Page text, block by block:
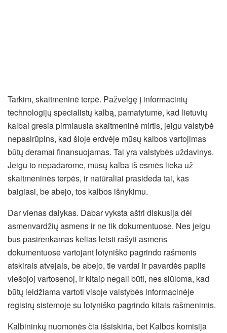
Tarkim, skaitmeninė terpė. Pažvelgę į informacinių
technologijų specialistų kalbą, pamatytume, kad lietuvių
kalbai gresia pirmiausia skaitmeninė mirtis, jeigu valstybė
nepasirūpins, kad šioje erdvėje mūsų kalbos vartojimas
būtų deramai finansuojamas. Tai yra valstybės uždavinys.
Jeigu to nepadarome, mūsų kalba iš esmės lieka už
skaitmeninės terpės, ir natūraliai prasideda tai, kas
baigiasi, be abejo, tos kalbos išnykimu.
Dar vienas dalykas. Dabar vyksta aštri diskusija dėl
asmenvardžių asmens ir ne tik dokumentuose. Nes jeigu
bus pasirenkamas kelias leisti rašyti asmens
dokumentuose vartojant lotyniško pagrindo rašmenis
atskirais atvejais, be abejo, tie vardai ir pavardės paplis
viešojoj vartosenoj, ir kitaip negali būti, nes siūloma, kad
būtų leidžiama vartoti visoje valstybės informacinėje
registrų sistemoje su lotyniško pagrindo kitais rašmenimis.
Kalbininkų nuomonės čia išsiskiria, bet Kalbos komisija